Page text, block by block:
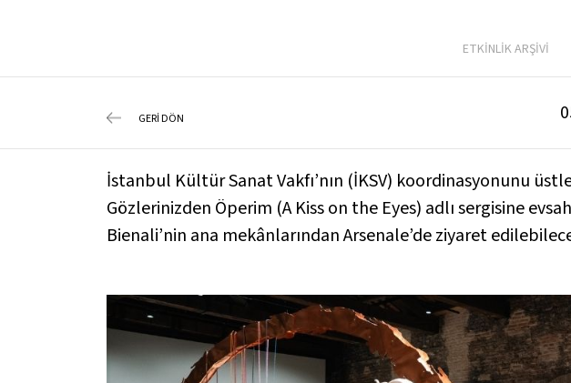
ETKİNLİK ARŞİVİ
GERİ DÖN
İstanbul Kültür Sanat Vakfı’nın (İKSV) koordinasyonunu
Gözlerinizden Öperim (A Kiss on the Eyes) adlı sergisine
Bienali’nin ana mekânlarından Arsenale’de ziyaret